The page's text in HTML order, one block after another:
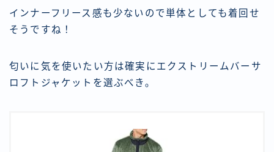
インナーフリース感も少ないので単体としても着回せ
そうですね！
匂いに気を使いたい方は確実にエクストリームバーサ
ロフトジャケットを選ぶべき。